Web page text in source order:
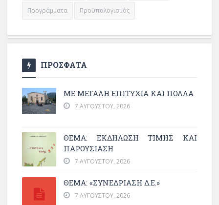
Προγράμματα Προϋπολογισμός
ΠΡΟΣΦΑΤΑ
ΜΕ ΜΕΓΆΛΗ ΕΠΙΤΥΧΊΑ ΚΑΙ ΠΟΛΛΆ
7 ΑΥΓΟΎΣΤΟΥ, 2026
ΘΈΜΑ: ΕΚΔΉΛΩΣΗ ΤΙΜΉΣ ΚΑΙ
ΠΑΡΟΥΣΊΑΣΗ
7 ΑΥΓΟΎΣΤΟΥ, 2026
ΘΕΜΑ: «ΣΥΝΕΔΡΊΑΣΗ Δ.Ε.»
7 ΑΥΓΟΎΣΤΟΥ, 2026